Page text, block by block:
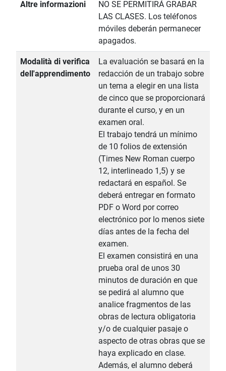
Altre informazioni
NO SE PERMITIRÁ GRABAR
LAS CLASES. Los teléfonos
móviles deberán permanecer
apagados.
Modalità di verifica
dell'apprendimento
La evaluación se basará en la
redacción de un trabajo sobre
un tema a elegir en una lista
de cinco que se proporcionará
durante el curso, y en un
examen oral.
El trabajo tendrá un mínimo
de 10 folios de extensión
(Times New Roman cuerpo
12, interlineado 1,5) y se
redactará en español. Se
deberá entregar en formato
PDF o Word por correo
electrónico por lo menos siete
días antes de la fecha del
examen.
El examen consistirá en una
prueba oral de unos 30
minutos de duración en que
se pedirá al alumno que
analice fragmentos de las
obras de lectura obligatoria
y/o de cualquier pasaje o
aspecto de otras obras que se
haya explicado en clase.
Además, el alumno deberá